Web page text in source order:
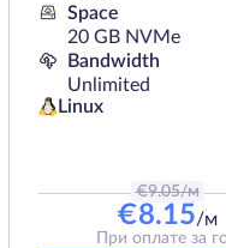
Space
20 GB NVMe
Bandwidth
Unlimited
Linux
€9.05/м
€8.15/м
При оплате за